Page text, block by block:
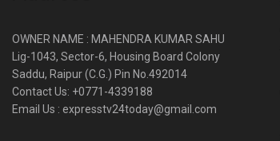
OWNER NAME : MAHENDRA KUMAR SAHU
Lig-1043, Sector-6, Housing Board Colony
Saddu, Raipur (C.G.) Pin No.492014
Contact Us: +0771-4339188
Email Us : expresstv24today@gmail.com